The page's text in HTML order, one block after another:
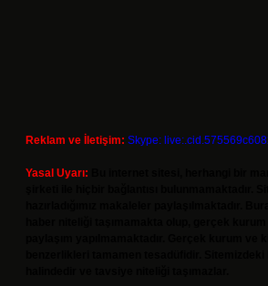
Reklam ve İletişim: Skype:
Yasal Uyarı: